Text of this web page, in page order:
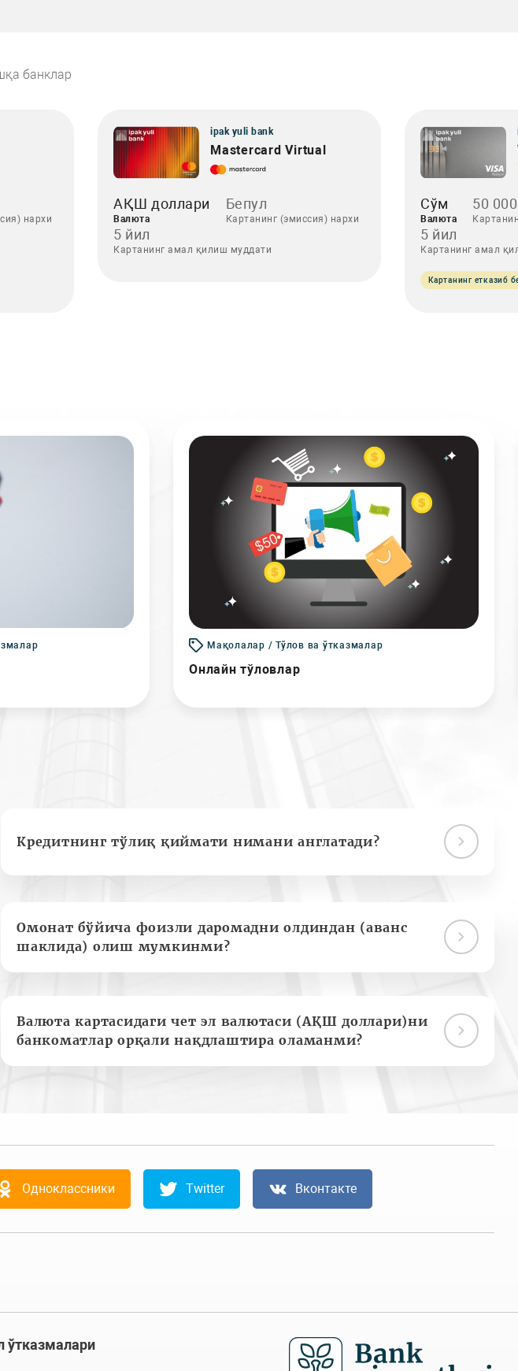
банклар
нархи
ipak yuli bank
Mastercard Virtual
АҚШ доллари
Валюта
Бепул
Картанинг (эмиссия) нархи
5 йил
Картанинг амал қилиш муддати
Сўм
Валюта
50
5 йил
Картанинг амал
Картанинг етказиб
Мақолалар / Тўлов ва ўтказмалар
Онлайн тўловлар
Кредитнинг тўлиқ қиймати нимани англатади?
Омонат бўйича фоизли даромадни олдиндан (аванс
шаклида) олиш мумкинми?
Валюта картасидаги чет эл валютаси (АҚШ доллари)ни
банкоматлар орқали нақдлаштира оламанми?
Одноклассники Twitter Вконтакте
ўтказмалари